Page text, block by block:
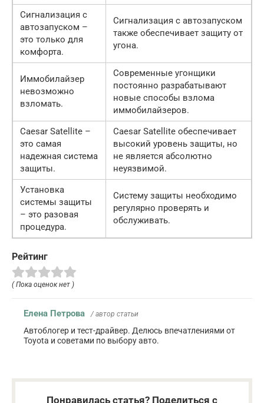
Сигнализация с
автозапуском –
это только для
комфорта.
Сигнализация с автозапуском
также обеспечивает защиту от
угона.
Иммобилайзер
невозможно
взломать.
Современные угонщики
постоянно разрабатывают
новые способы взлома
иммобилайзеров.
Caesar Satellite –
это самая
надежная система
защиты.
Caesar Satellite обеспечивает
высокий уровень защиты, но
не является абсолютно
неуязвимой.
Установка
системы защиты
– это разовая
процедура.
Систему защиты необходимо
регулярно проверять и
обслуживать.
Рейтинг
( Пока оценок нет )
Елена Петрова / автор статьи
Автоблогер и тест-драйвер. Делюсь впечатлениями от
Toyota и советами по выбору авто.
Понравилась статья? Поделиться с